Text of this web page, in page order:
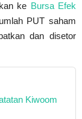
ke Bursa Efek
PUT saham
dan disetor
Kiwoom